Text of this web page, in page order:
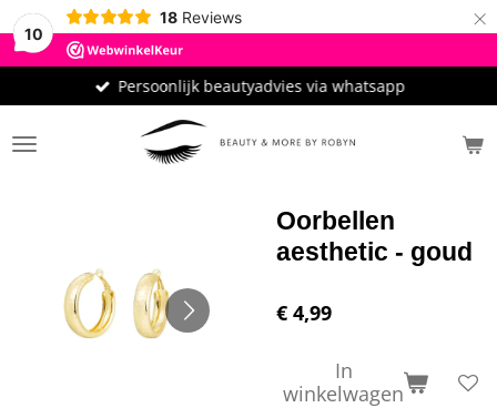
10
18 Reviews ×
Persoonlijk beautyadvies via whatsapp
Oorbellen
aesthetic - goud
€ 4,99
In
winkelwagen